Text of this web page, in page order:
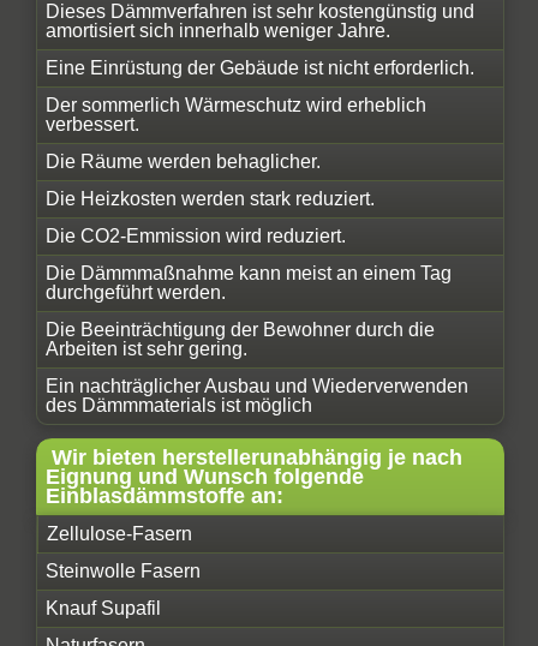
Dieses Dämmverfahren ist sehr kostengünstig und
amortisiert sich innerhalb weniger Jahre.
Eine Einrüstung der Gebäude ist nicht erforderlich.
Der sommerlich Wärmeschutz wird erheblich
verbessert.
Die Räume werden behaglicher.
Die Heizkosten werden stark reduziert.
Die CO2-Emmission wird reduziert.
Die Dämmmaßnahme kann meist an einem Tag
durchgeführt werden.
Die Beeinträchtigung der Bewohner durch die
Arbeiten ist sehr gering.
Ein nachträglicher Ausbau und Wiederverwenden
des Dämmmaterials ist möglich
Wir bieten herstellerunabhängig je nach
Eignung und Wunsch folgende
Einblasdämmstoffe an:
Zellulose-Fasern
Steinwolle Fasern
Knauf Supafil